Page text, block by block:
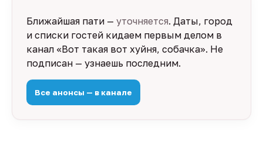
Ближайшая пати — уточняется. Даты, город
и списки гостей кидаем первым делом в
канал «Вот такая вот хуйня, собачка». Не
подписан — узнаешь последним.
Все анонсы — в канале